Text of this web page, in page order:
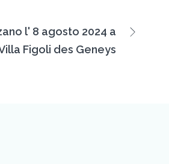
l' 8 agosto 2024 a
Figoli des Geneys